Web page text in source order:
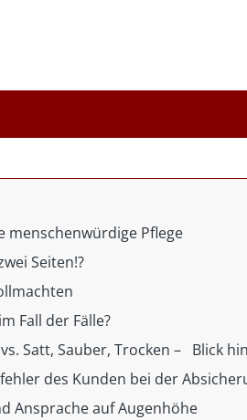
menschenwürdige Pflege
Seiten!?
Fall der Fälle?
Satt, Sauber, Trocken – Blick
des Kunden bei der
Ansprache auf Augenhöhe